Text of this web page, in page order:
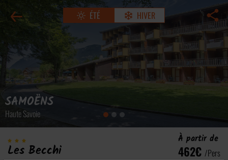
ÉTÉ HIVER
SAMOËNS
Haute Savoie
Les Becchi
À partir de
462€ /pers